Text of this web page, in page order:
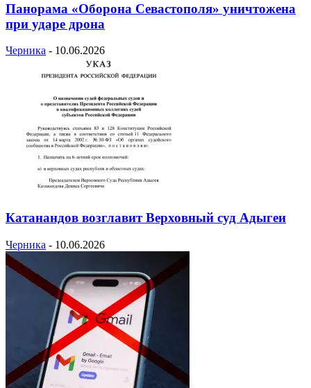
Панорама «Оборона Севастополя» уничтожена
при ударе дрона
Черника - 10.06.2026
Катанандов возглавит Верховный суд Адыгеи
Черника - 10.06.2026